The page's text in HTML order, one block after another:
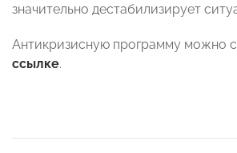
значительно дестабилизирует
Антикризисную программу можно
ссылке.